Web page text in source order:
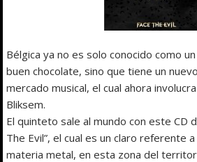
Bélgica ya no es solo conocido como
buen chocolate, sino que tiene un
mercado musical, el cual ahora
Bliksem.
El quinteto sale al mundo con este CD
The Evil”, el cual es un claro referente
materia metal, en esta zona del